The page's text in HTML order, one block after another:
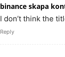
binance skapa
I don’t think the
Reply